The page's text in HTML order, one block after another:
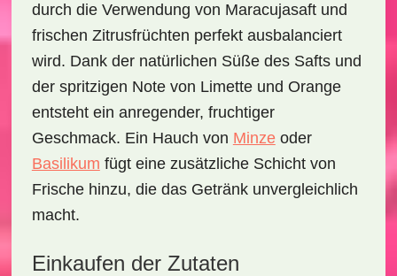
durch die Verwendung von Maracujasaft und
frischen Zitrusfrüchten perfekt ausbalanciert
wird. Dank der natürlichen Süße des Safts und
der spritzigen Note von Limette und Orange
entsteht ein anregender, fruchtiger
Geschmack. Ein Hauch von Minzeoder
Basilikum fügt eine zusätzliche Schicht von
Frische hinzu, die das Getränk unvergleichlich
macht.
Einkaufen der Zutaten